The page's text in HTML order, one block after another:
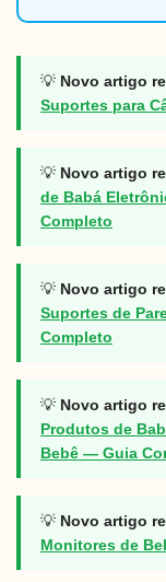
💡 Novo artigo
Suportes para
💡 Novo artigo
de Babá
Completo
💡 Novo artigo
Suportes de
Completo
💡 Novo artigo
Produtos de
Bebê — Guia
💡 Novo artigo
Monitores de